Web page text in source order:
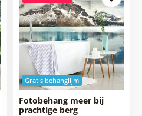
Gratis behanglijm
Fotobehang meer bij
prachtige berg